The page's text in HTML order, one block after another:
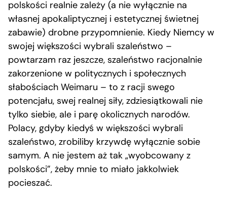
polskości realnie zależy (a nie wyłącznie na
własnej apokaliptycznej i estetycznej świetnej
zabawie) drobne przypomnienie. Kiedy Niemcy w
swojej większości wybrali szaleństwo –
powtarzam raz jeszcze, szaleństwo racjonalnie
zakorzenione w politycznych i społecznych
słabościach Weimaru – to z racji swego
potencjału, swej realnej siły, zdziesiątkowali nie
tylko siebie, ale i parę okolicznych narodów.
Polacy, gdyby kiedyś w większości wybrali
szaleństwo, zrobiliby krzywdę wyłącznie sobie
samym. A nie jestem aż tak „wyobcowany z
polskości”, żeby mnie to miało jakkolwiek
pocieszać.